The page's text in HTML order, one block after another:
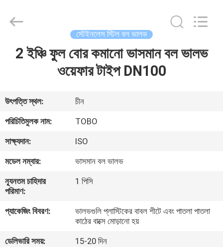
বাড়ি
আমাদের
সম্পর্কে
কারখানা
ভ্রমণ
মান
নিয়ন্ত্রণ
GROUP
CHINA.
Reserved.
স্টেইনলেস স্টিল বল ভালভ
2 ইঞ্চি ফুল বোর কমানো ভাসমান বল ভালভ
ওয়েফার টাইপ DN100
উৎপত্তি স্থল:
চীন
পরিচিতিমুলক নাম:
TOBO
সাক্ষ্যদান:
ISO
মডেল নম্বার:
ভাসমান বল ভালভ
ন্যূনতম চাহিদার
পরিমাণ:
1 পিসি
প্যাকেজিং বিবরণ:
ভালভগুলি প্লাস্টিকের বাবল শীটে এবং পাতলা পাতলা
কাঠের বাক্সে মোড়ানো হয়
ডেলিভারি সময়:
15-20 দিন